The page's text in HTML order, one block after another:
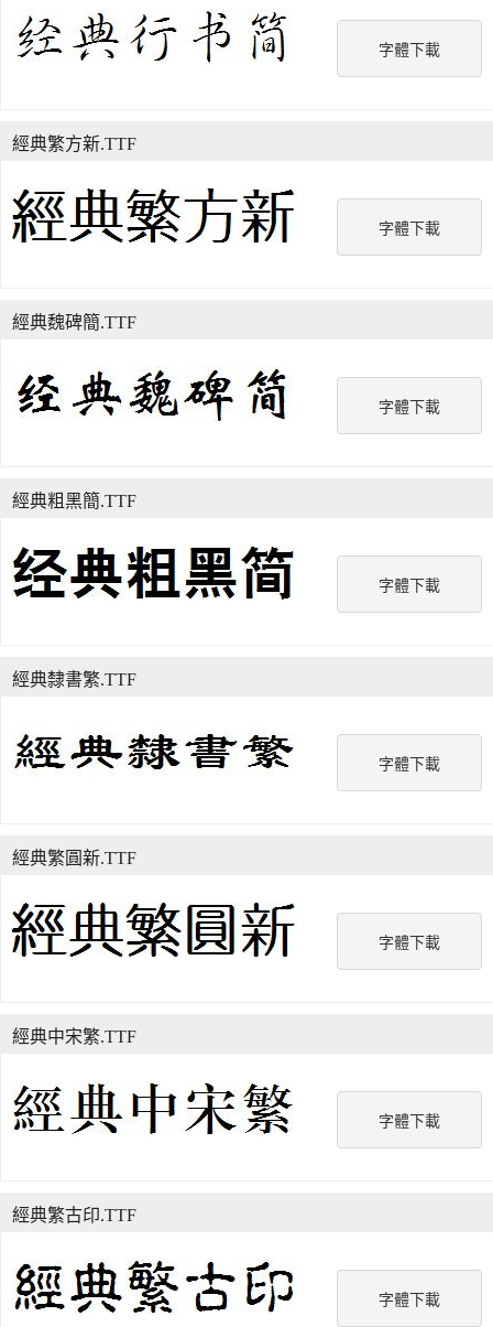
字體下載
字體下載
經典繁方新.TTF
字體下載
經典魏碑簡.TTF
字體下載
經典粗黑簡.TTF
字體下載
經典隸書繁.TTF
字體下載
經典繁圓新.TTF
字體下載
經典中宋繁.TTF
字體下載
經典繁古印.TTF